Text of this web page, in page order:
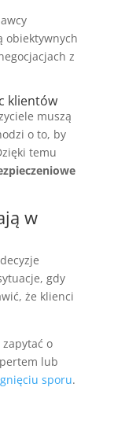
obiektywnych
z
klientów
muszą
o to, by
temu
w
gdy
że klienci
o
lub
sporu.